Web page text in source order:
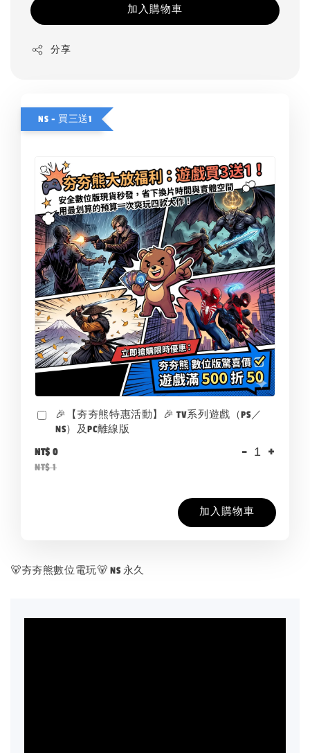
加入購物車
分享
NS - 買三送1
🎉【夯夯熊特惠活動】🎉 TV系列遊戲（PS／
NS）及PC離線版
NT$ 0
NT$ 1
- +
加入購物車
🐻夯夯熊數位電玩🐻 NS 永久